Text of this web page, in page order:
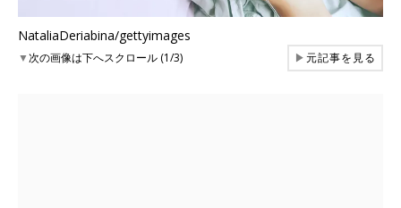
NataliaDeriabina/gettyimages
▼次の画像は下へスクロール (1/3) ▶元記事を見る